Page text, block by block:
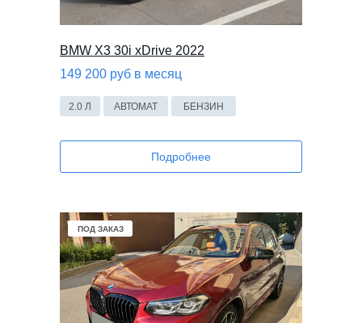
BMW X3 30i xDrive 2022
149 200 руб в месяц
Подробнее
2.0 Л
ПОД ЗАКАЗ
АВТОМАТ БЕНЗИН